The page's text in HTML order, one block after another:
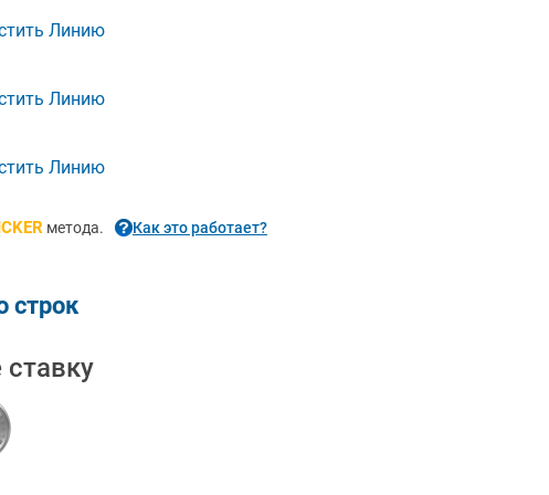
Линию
Линию
Линию
метода. Как это работает?
строк